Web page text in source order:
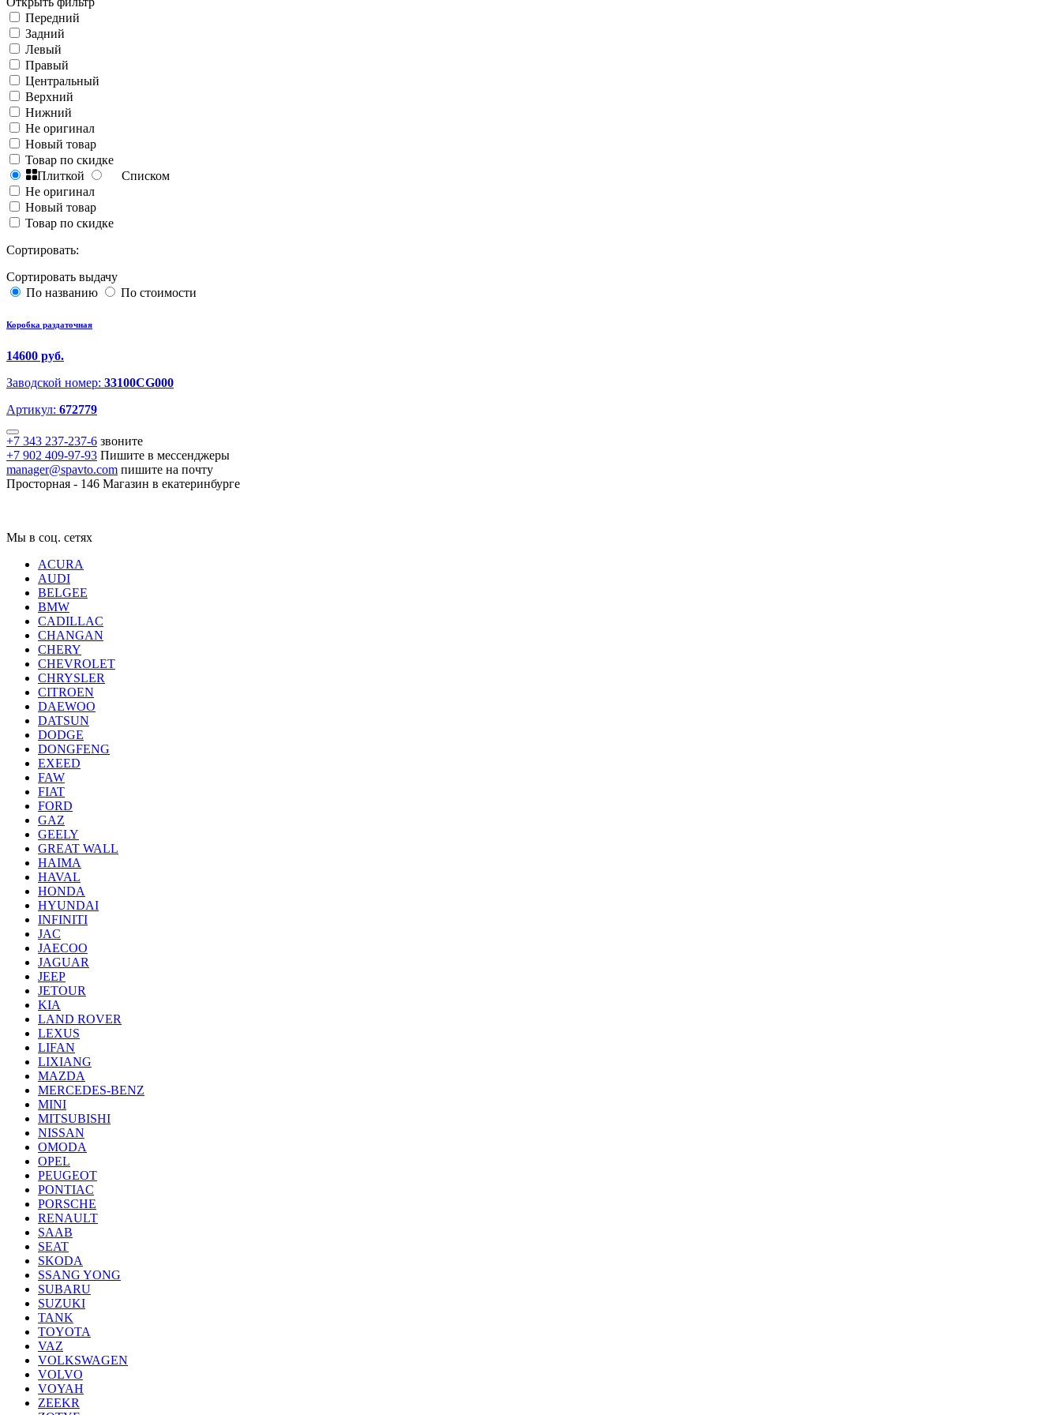
Передний
Задний
Левый
Правый
Центральный
Верхний
Нижний
Не оригинал
Новый товар
Товар по скидке
Плиткой
Списком
Не оригинал
Новый товар
Товар по скидке
Сортировать:
Сортировать выдачу
По названию
По стоимости
Коробка раздаточная
14600 руб.
Заводской номер: 33100CG000
Артикул: 672779
+7 343 237-237-6 звоните
+7 902 409-97-93 Пишите в мессенджеры
manager@spavto.com пишите на почту
Просторная - 146 Магазин в екатеринбурге
Мы в соц. сетях
ACURA
AUDI
BELGEE
BMW
CADILLAC
CHANGAN
CHERY
CHEVROLET
CHRYSLER
CITROEN
DAEWOO
DATSUN
DODGE
DONGFENG
EXEED
FAW
FIAT
FORD
GAZ
GEELY
GREAT WALL
HAIMA
HAVAL
HONDA
HYUNDAI
INFINITI
JAC
JAECOO
JAGUAR
JEEP
JETOUR
KIA
LAND ROVER
LEXUS
LIFAN
LIXIANG
MAZDA
MERCEDES-BENZ
MINI
MITSUBISHI
NISSAN
OMODA
OPEL
PEUGEOT
PONTIAC
PORSCHE
RENAULT
SAAB
SEAT
SKODA
SSANG YONG
SUBARU
SUZUKI
TANK
TOYOTA
VAZ
VOLKSWAGEN
VOLVO
VOYAH
ZEEKR